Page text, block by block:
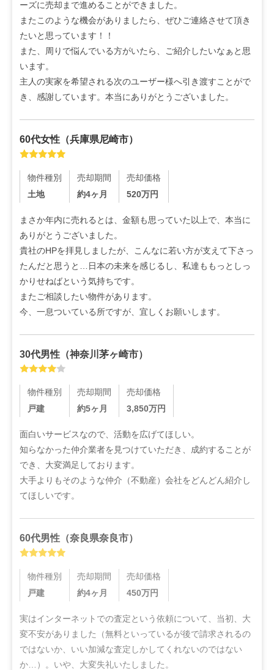
ーズに売却まで進めることができました。
またこのような機会がありましたら、ぜひご連絡させて頂き
たいと思っています！！
また、周りで悩んでいる方がいたら、ご紹介したいなぁと思
います。
主人の実家を希望される次のユーザー様へ引き渡すことがで
き、感謝しています。本当にありがとうございました。
60代女性 （兵庫県尼崎市）
物件種別
土地
売却期間
約4ヶ月
売却価格
520万円
まさか年内に売れるとは、金額も思っていた以上で、本当に
ありがとうございました。
貴社のHPを拝見しましたが、こんなに若い方が支えて下さっ
たんだと思うと…日本の未来を感じるし、私達ももっとしっ
かりせねばという気持ちです。
またご相談したい物件があります。
今、一息ついている所ですが、宜しくお願いします。
30代男性 （神奈川茅ヶ崎市）
物件種別
戸建
売却期間
約5ヶ月
売却価格
3,850万円
面白いサービスなので、活動を広げてほしい。
知らなかった仲介業者を見つけていただき、成約することが
でき、大変満足しております。
大手よりもそのような仲介（不動産）会社をどんどん紹介し
てほしいです。
60代男性 （奈良県奈良市）
物件種別
戸建
売却期間
約4ヶ月
売却価格
450万円
実はインターネットでの査定という依頼について、当初、大
変不安がありました（無料といっているが後で請求されるの
ではないか、いい加減な査定しかしてくれないのではない
か…）。いや、大変失礼いたしました。